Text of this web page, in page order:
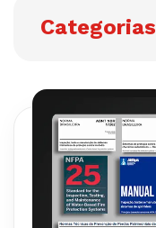
Categorias